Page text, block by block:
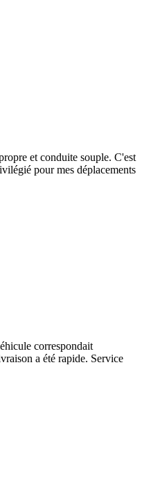
et conduite souple. C'est
pour mes déplacements
correspondait
a été rapide. Service